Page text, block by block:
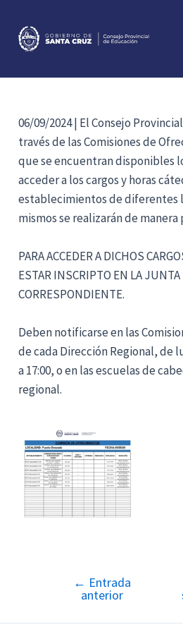
contenido
06/09/2024 | El Consejo
través de las Comisiones de
que se encuentran disponibles
acceder a los cargos y horas
establecimientos de diferentes
mismos se realizarán de manera
PARA ACCEDER A DICHOS
ESTAR INSCRIPTO EN LA JUNTA
CORRESPONDIENTE.
Deben notificarse en las
de cada Dirección Regional, de
a 17:00, o en las escuelas de
regional.
Navegación
entradas
← Entrada
anterior